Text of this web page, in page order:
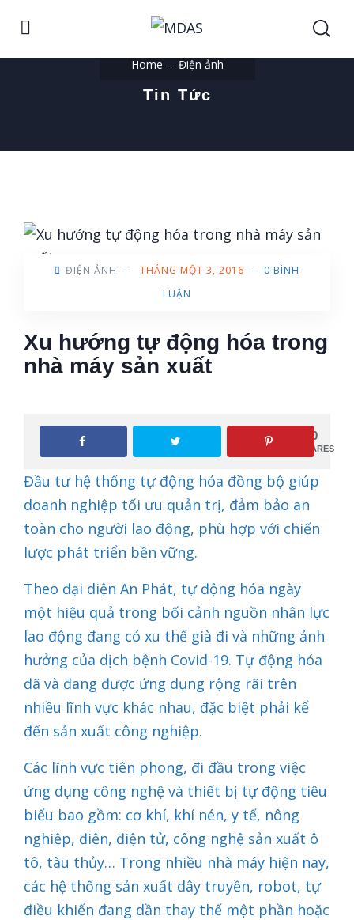
Home Điện ảnh
Tin Tức
ĐIỆN ẢNH - THÁNG MỘT 3, 2016 -
0 BÌNH
LUẬN
Xu hướng tự động hóa trong
nhà máy sản xuất
0
SHARES
Đầu tư hệ thống tự động hóa đồng bộ giúp
doanh nghiệp tối ưu quản trị, đảm bảo an
toàn cho người lao động, phù hợp với chiến
lược phát triển bền vững.
Theo đại diện An Phát, tự động hóa ngày
một hiệu quả trong bối cảnh nguồn nhân lực
lao động đang có xu thế già đi và những ảnh
hưởng của dịch bệnh Covid-19. Tự động hóa
đã và đang được ứng dụng rộng rãi trên
nhiều lĩnh vực khác nhau, đặc biệt phải kể
đến sản xuất công nghiệp.
Các lĩnh vực tiên phong, đi đầu trong việc
ứng dụng công nghệ và thiết bị tự động tiêu
biểu bao gồm: cơ khí, khí nén, y tế, nông
nghiệp, điện, điện tử, công nghệ sản xuất ô
tô, tàu thủy… Trong nhiều nhà máy hiện nay,
các hệ thống sản xuất dây truyền, robot, tự
điều khiển đang dần thay thế một phần hoặc